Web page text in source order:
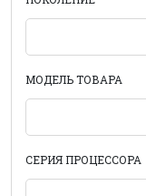
МОДЕЛЬ ТОВАРА
СЕРИЯ ПРОЦЕССОРА